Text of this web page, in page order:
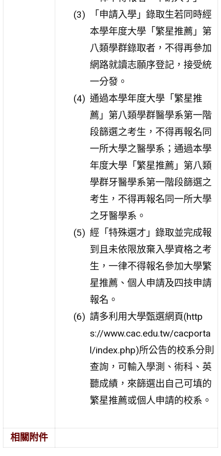
「申請入學」錄取生若同時經
本學年度大學「繁星推薦」第
八類學群錄取者，不得再參加
網路就讀志願序登記，接受統
一分發。
通過本學年度大學「繁星推
薦」第八類學群醫學系第一階
段篩選之考生，不得再報名同
一所大學之醫學系；通過本學
年度大學「繁星推薦」第八類
學群牙醫學系第一階段篩選之
考生，不得再報名同一所大學
之牙醫學系。
經「特殊選才」錄取並完成報
到且未依限放棄入學資格之考
生，一律不得報名參加大學繁
星推薦、個人申請及四技申請
報名。
請多利用大學甄選網頁(http
s://www.cac.edu.tw/cacporta
l/index.php)所公告的校系分則
查詢，可輸入學測、術科、英
聽成績，來篩選出自己可填的
繁星推薦或個人申請的校系。
相關附件